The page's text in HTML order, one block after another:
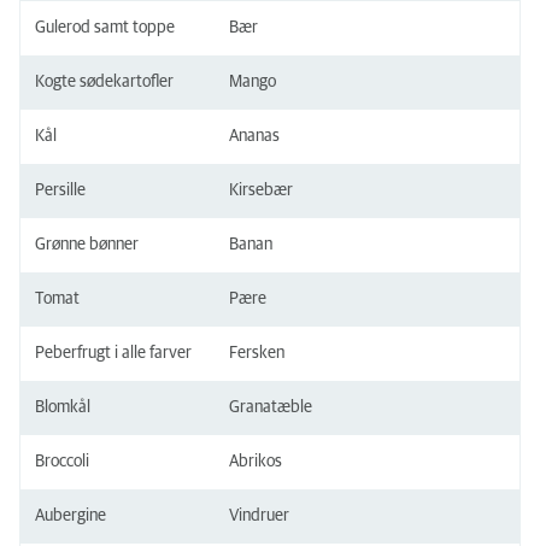
Gulerod samt toppe Bær
Kogte sødekartofler Mango
Kål Ananas
Persille Kirsebær
Grønne bønner Banan
Tomat Pære
Peberfrugt i alle farver Fersken
Blomkål Granatæble
Broccoli Abrikos
Aubergine Vindruer